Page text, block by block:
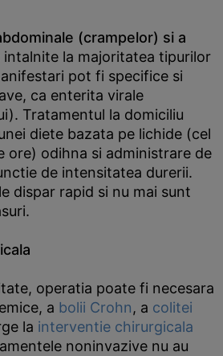
(crampelor) si a
la majoritatea tipurilor
pot fi specifice si
ca enterita virale
Tratamentul la domiciliu
diete bazata pe lichide (cel
ore) odihna si administrare de
de intensitatea durerii.
dispar rapid si nu mai sunt
operatia poate fi necesara
a bolii Crohn, a colitei
la interventie chirurgicala
noninvazive nu au